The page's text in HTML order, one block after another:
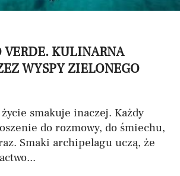
VERDE. KULINARNA
WYSPY ZIELONEGO
smakuje inaczej. Każdy
do rozmowy, do śmiechu,
Smaki archipelagu uczą, że